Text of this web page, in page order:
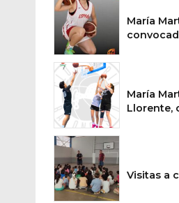
María
María
Llorente,
Visitas a